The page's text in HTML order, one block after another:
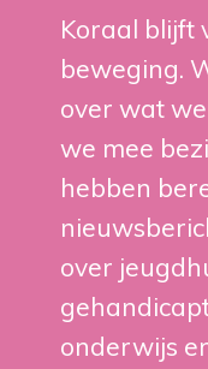
Koraal blijft
beweging.
over wat
we mee
hebben
over
onderwijs